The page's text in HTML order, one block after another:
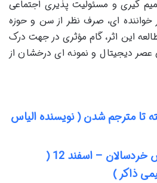
گیری و مسئولیت پذیری اجتماعی
ای، صرف نظر از سن و حوزه
این اثر، گام مؤثری در جهت درک
عصر دیجیتال و نمونه ای درخشان از
کتاب 30 نکته تا مترجم شدن ( نویسنده الیاس
خلاصه کتاب آموزش خردسالان – اسفند 12 (
ذاکر )